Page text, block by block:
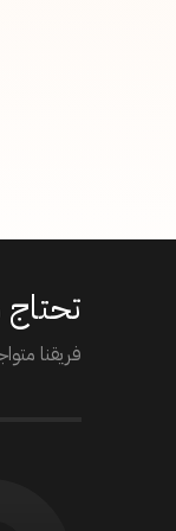
فريقنا